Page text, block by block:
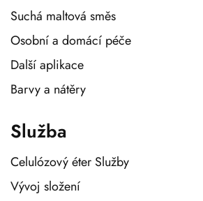
Suchá maltová směs
Osobní a domácí péče
Další aplikace
Barvy a nátěry
Služba
Celulózový éter Služby
Vývoj složení